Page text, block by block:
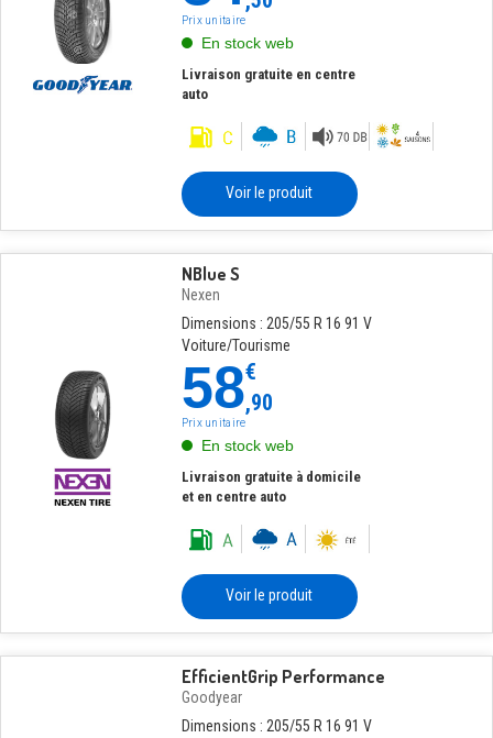
Prix unitaire
En stock web
Livraison gratuite en centre
auto
Voir le produit
NBlue S
Nexen
Dimensions : 205/55 R 16 91 V
Voiture/Tourisme
58€
,90
Prix unitaire
En stock web
Livraison gratuite à domicile
et en centre auto
Voir le produit
EfficientGrip Performance
Goodyear
Dimensions : 205/55 R 16 91 V